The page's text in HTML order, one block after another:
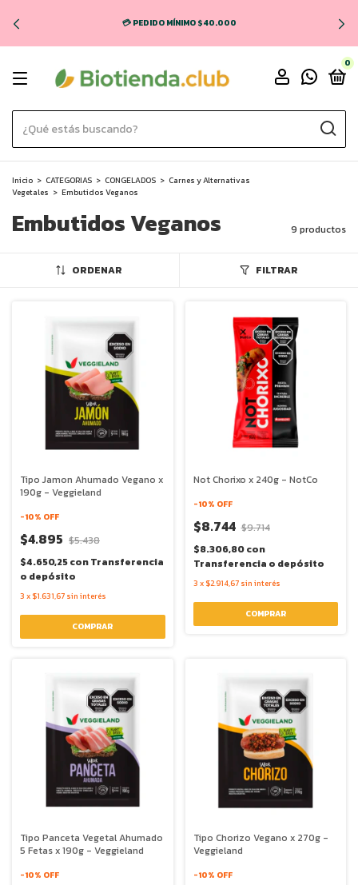
💳 PEDIDO MÍNIMO $40.000
0
Inicio > CATEGORIAS > CONGELADOS > Carnes y Alternativas
Vegetales > Embutidos Veganos
Embutidos Veganos 9 productos
ORDENAR FILTRAR
Tipo Jamon Ahumado Vegano x
190g - Veggieland
-10% OFF
$4.895 $5.438
$4.650,25conTransferencia
o depósito
3 x $1.631,67 sin interés
Not Chorixo x 240g - NotCo
-10% OFF
$8.744 $9.714
$8.306,80con
Transferencia o depósito
3 x $2.914,67 sin interés
Tipo Panceta Vegetal Ahumado
5 Fetas x 190g - Veggieland
-10% OFF
Tipo Chorizo Vegano x 270g -
Veggieland
-10% OFF